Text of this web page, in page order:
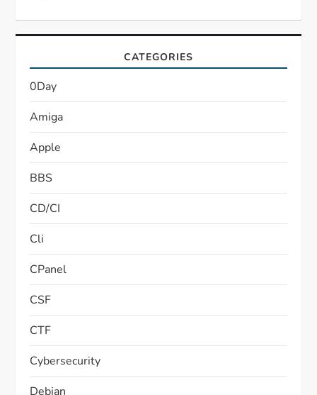
CATEGORIES
0Day
Amiga
Apple
BBS
CD/CI
Cli
CPanel
CSF
CTF
Cybersecurity
Debian